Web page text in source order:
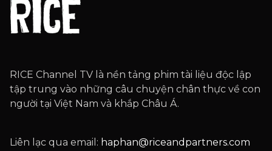
RICE Channel TV là nền tảng phim tài liệu độc lập
tập trung vào những câu chuyện chân thực về con
người tại Việt Nam và khắp Châu Á.
Liên lạc qua email: haphan@riceandpartners.com